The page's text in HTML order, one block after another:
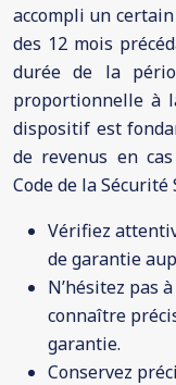
accompli un
des 12 mois
durée de la
proportionnelle à
dispositif est
de revenus en
Code de la Sécurité
Vérifiez
de garantie
N’hésitez pas
connaître
garantie.
Conservez